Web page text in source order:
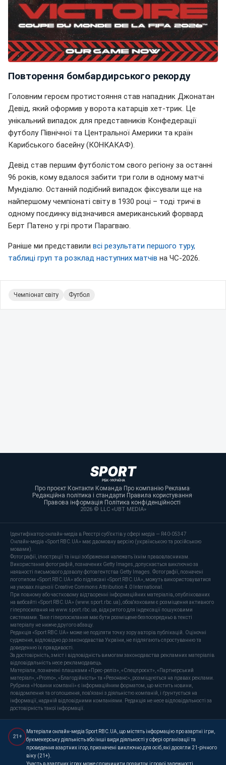
Повторення бомбардирського рекорду
Головним героєм протистояння став нападник Джонатан
Девід, який оформив у ворота катарців хет-трик. Це
унікальний випадок для представників Конфедерації
футболу Північної та Центральної Америки та країн
Карибського басейну (КОНКАКАФ).
Девід став першим футболістом свого регіону за останні
96 років, кому вдалося забити три голи в одному матчі
Мундіалю. Останній подібний випадок фіксували ще на
найпершому чемпіонаті світу в 1930 році – тоді тричі в
одному поєдинку відзначився американський форвард
Берт Патено у грі проти Парагваю.
Раніше ми представили всі результати першого туру,
таблиці груп та розклад наступних матчів на ЧС-2026.
Чемпіонат світу Футбол
Про проєкт·Контакти·Команда·Про компанію·Реклама·
Редакційна політика і стандарти·Правила користування·
Правова інформація·Політика конфіденційності·
2026 © LLC «UBT MEDIA»
Ідентифікатор онлайн-медіа в Реєстрі суб’єктів у сфері медіа — R40-05347
Онлайн-медіа «Sport RBC.UA» має двомовну версію (українською та російською
мовами).
Фотографії, ілюстрації та інші зображення належать їхнім правовласникам.
Використання фотографій, позначених Getty Images, допускається виключно за
наявності письмового дозволу фотоагентства Getty Images. Фотографії, позначені
логотипом «Sport RBC.UA» або підписані «Sport RBC.UA», можуть використовуватися
на умовах ліцензії Creative Commons Attribution 4.0 International.
При повному або частковому відтворенні інформаційних матеріалів, опублікованих
на вебсайті «Sport RBC.UA» (www.sport.rbc.ua), обов'язковим є розміщення активного
гіперпосилання на www.sport.rbc.ua, відкритого для індексації пошуковими
системами. Таке гіперпосилання має бути розміщене безпосередньо в тексті
матеріалу не нижче другого абзацу.
Редакція «Sport RBC.UA» може не поділяти точку зору авторів публікацій. Оціночні
судження, відповідно до законодавства України, не підлягають спростуванню та
доведенню їх правдивості.
За достовірність, зміст і відповідність вимогам законодавства рекламних матеріалів
відповідальність несе рекламодавець.
Матеріали, позначені плашками «Прес-реліз», «Спецпроєкт», «Партнерський
матеріал», «Promo», «Благодійність» та «Резонанс», розміщуються на правах реклами.
Рубрика «Новини компанії» є інформаційним форматом, що містить новини,
повідомлення та оголошення, пов'язані з діяльністю компаній, і ґрунтується на
інформації, наданій відповідними компаніями. Редакція не несе відповідальності за
достовірність такої інформації.
21+
Матеріали онлайн-медіа Sport RBC.UA, що містять інформацію про азартні ігри,
букмекерську діяльність або інші види діяльності у сфері організації та
проведення азартних ігор, призначені виключно для осіб, які досягли 21-річного
віку (21+).
Участь в азартних іграх може спричинити розвиток ігрової залежності.